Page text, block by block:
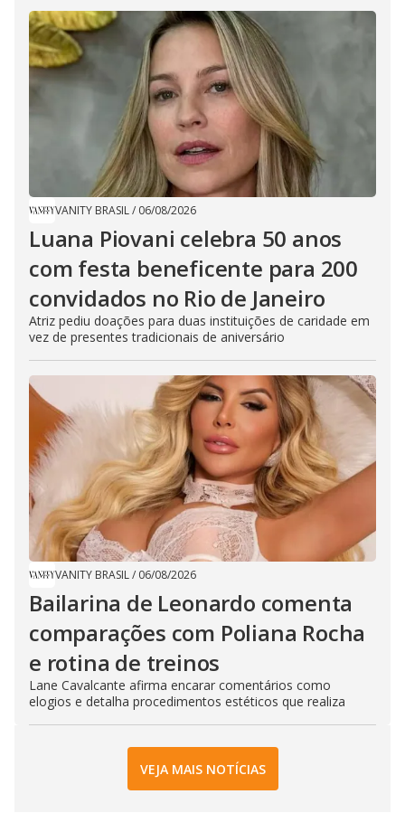
VANITY BRASIL/ 06/08/2026
Luana Piovani celebra 50 anos
com festa beneficente para 200
convidados no Rio de Janeiro
Atriz pediu doações para duas instituições de caridade em
vez de presentes tradicionais de aniversário
VANITY BRASIL/ 06/08/2026
Bailarina de Leonardo comenta
comparações com Poliana Rocha
e rotina de treinos
Lane Cavalcante afirma encarar comentários como
elogios e detalha procedimentos estéticos que realiza
VEJA MAIS NOTÍCIAS